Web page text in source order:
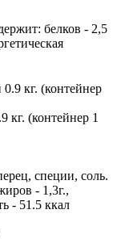
белков - 2,5
кг. (контейнер 1
специи, соль.
- 1,3г.,
- 51.5 ккал